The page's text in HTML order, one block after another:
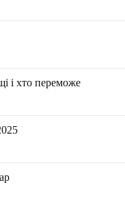
і хто переможе